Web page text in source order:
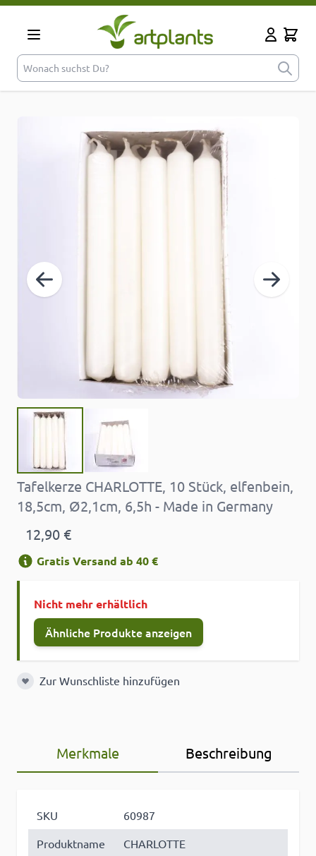
Zum Inhalt springen
Cart
Tafelkerze CHARLOTTE, 10 Stück, elfenbein,
18,5cm, Ø2,1cm, 6,5h - Made in Germany
12,90 €
Gratis Versand ab 40 €
Nicht mehr erhältlich
Ähnliche Produkte anzeigen
Zur Wunschliste hinzufügen
Zur Wunschliste hinzufügen
Merkmale Beschreibung
SKU
60987
Produktname
CHARLOTTE